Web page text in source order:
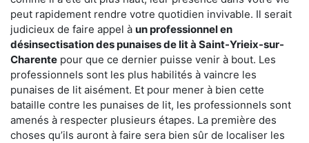
peut rapidement rendre votre quotidien invivable. Il serait
judicieux de faire appel à un professionnel en
désinsectisation des punaises de lit à Saint-Yrieix-sur-
Charente pour que ce dernier puisse venir à bout. Les
professionnels sont les plus habilités à vaincre les
punaises de lit aisément. Et pour mener à bien cette
bataille contre les punaises de lit, les professionnels sont
amenés à respecter plusieurs étapes. La première des
choses qu’ils auront à faire sera bien sûr de localiser les